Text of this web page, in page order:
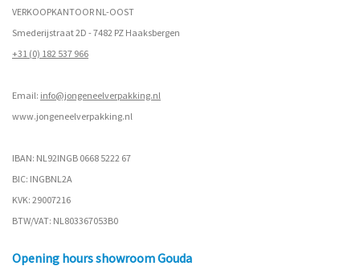
VERKOOPKANTOOR NL-OOST
Smederijstraat 2D - 7482 PZ Haaksbergen
+31 (0) 182 537 966
Email: info@jongeneelverpakking.nl
www.jongeneelverpakking.nl
IBAN: NL92INGB 0668 5222 67
BIC: INGBNL2A
KVK: 29007216
BTW/VAT: NL803367053B0
Opening hours showroom Gouda